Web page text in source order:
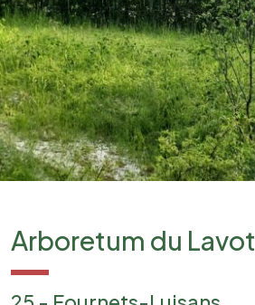
Arboretum du Lavot